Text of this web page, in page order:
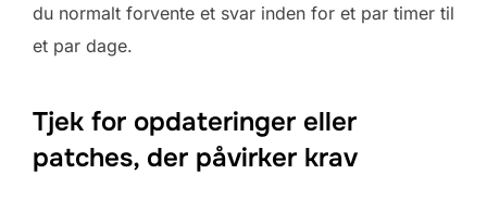
du normalt forvente et svar inden for et par timer til
et par dage.
Tjek for opdateringer eller
patches, der påvirker krav